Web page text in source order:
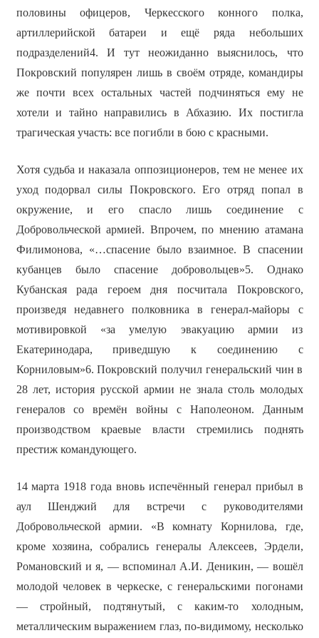
половины офицеров, Черкесского конного полка,
артиллерийской батареи и ещё ряда небольших
подразделений4. И тут неожиданно выяснилось, что
Покровский популярен лишь в своём отряде, командиры
же почти всех остальных частей подчиняться ему не
хотели и тайно направились в Абхазию. Их постигла
трагическая участь: все погибли в бою с красными.
Хотя судьба и наказала оппозиционеров, тем не менее их
уход подорвал силы Покровского. Его отряд попал в
окружение, и его спасло лишь соединение с
Добровольческой армией. Впрочем, по мнению атамана
Филимонова, «…спасение было взаимное. В спасении
кубанцев было спасение добровольцев»5. Однако
Кубанская рада героем дня посчитала Покровского,
произведя недавнего полковника в генерал-майоры с
мотивировкой «за умелую эвакуацию армии из
Екатеринодара, приведшую к соединению с
Корниловым»6. Покровский получил генеральский чин в
28 лет, история русской армии не знала столь молодых
генералов со времён войны с Наполеоном. Данным
производством краевые власти стремились поднять
престиж командующего.
14 марта 1918 года вновь испечённый генерал прибыл в
аул Шенджий для встречи с руководителями
Добровольческой армии. «В комнату Корнилова, где,
кроме хозяина, собрались генералы Алексеев, Эрдели,
Романовский и я, — вспоминал А.И. Деникин, — вошёл
молодой человек в черкеске, с генеральскими погонами
— стройный, подтянутый, с каким-то холодным,
металлическим выражением глаз, по-видимому, несколько